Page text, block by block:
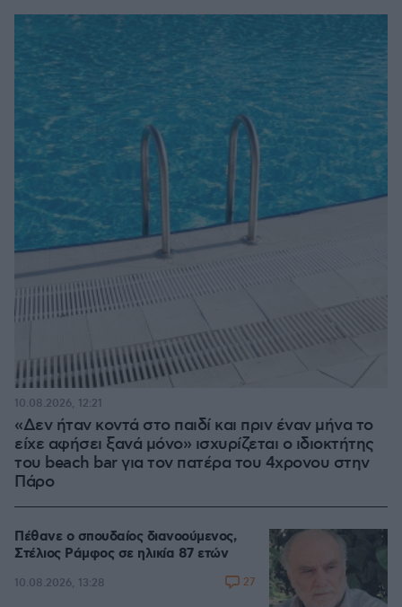
«Δεν ήταν κοντά στο παιδί και πριν έναν μήνα το
είχε αφήσει ξανά μόνο» ισχυρίζεται ο ιδιοκτήτης
του beach bar για τον πατέρα του 4χρονου στην
Πάρο
10.08.2026, 12:21
Πέθανε ο σπουδαίος διανοούμενος,
Στέλιος Ράμφος σε ηλικία 87 ετών
10.08.2026, 13:28 27